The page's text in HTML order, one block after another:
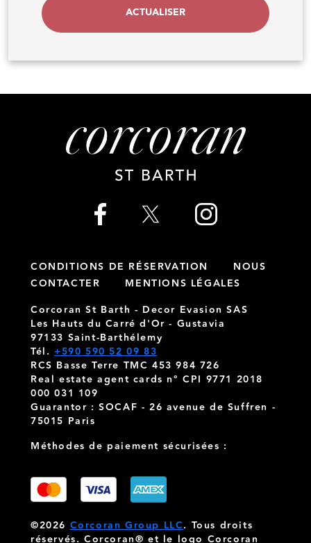
ACTUALISER
CONDITIONS DE RÉSERVATION
NOUS
CONTACTER
MENTIONS LÉGALES
Corcoran St Barth - Decor Evasion SAS
Les Hauts du Carré d'Or - Gustavia
97133 Saint-Barthélemy
Tél. +590 590 52 09 83
RCS Basse Terre TMC 453 984 726
Real estate agent cards n° CPI 9771 2018
000 031 109
Guarantor : SOCAF - 26 avenue de Suffren -
75015 Paris
Méthodes de paiement sécurisées :
©2026Corcoran Group LLC. Tous droits
réservés. Corcoran® et le logo Corcoran